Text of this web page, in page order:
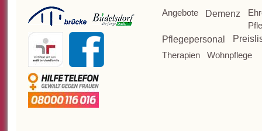
Angebote
Demenz
Pflegepersonal
Therapien
Wohnpflege